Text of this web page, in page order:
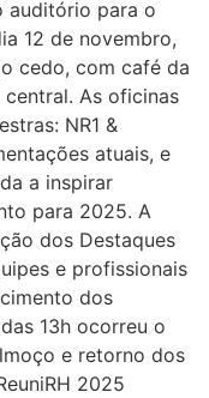
auditório para o
12 de novembro,
cedo, com café da
As oficinas
NR1 &
atuais, e
a inspirar
para 2025. A
dos Destaques
e profissionais
dos
13h ocorreu o
e retorno dos
2025